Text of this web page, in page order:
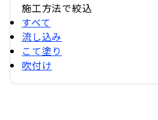
施工方法で絞込
すべて
流し込み
こて塗り
吹付け